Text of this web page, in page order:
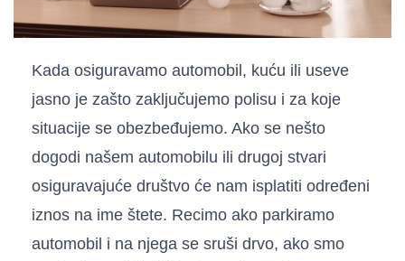
Kada osiguravamo automobil, kuću ili useve
jasno je zašto zaključujemo polisu i za koje
situacije se obezbeđujemo. Ako se nešto
dogodi našem automobilu ili drugoj stvari
osiguravajuće društvo će nam isplatiti određeni
iznos na ime štete. Recimo ako parkiramo
automobil i na njega se sruši drvo, ako smo